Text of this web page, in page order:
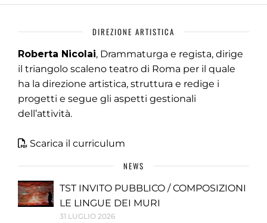
DIREZIONE ARTISTICA
Roberta Nicolai, Drammaturga e regista, dirige
il triangolo scaleno teatro di Roma per il quale
ha la direzione artistica, struttura e redige i
progetti e segue gli aspetti gestionali
dell’attività.
Scarica il curriculum
NEWS
TST INVITO PUBBLICO / COMPOSIZIONI
LE LINGUE DEI MURI
31 LUGLIO 2026